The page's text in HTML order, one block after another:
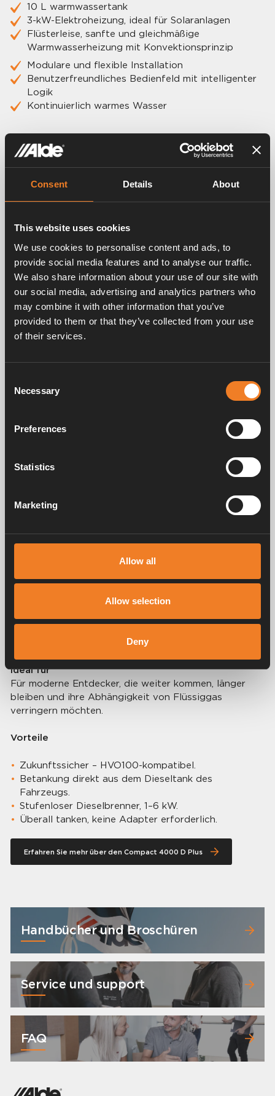
Consent Details About
This website uses cookies
We use cookies to personalise content and ads, to
provide social media features and to analyse our traffic.
We also share information about your use of our site with
our social media, advertising and analytics partners who
may combine it with other information that you’ve
provided to them or that they’ve collected from your use
of their services.
Selection
Necessary
Preferences
Statistics
Marketing
Allow all
Allow selection
Deny
10 L warmwassertank
3-kW-Elektroheizung, ideal für Solaranlagen
Flüsterleise, sanfte und gleichmäßige
Warmwasserheizung mit Konvektionsprinzip
Modulare und flexible Installation
Benutzerfreundliches Bedienfeld mit intelligenter
Logik
Kontinuierlich warmes Wasser
Welches Heizgerät ist das richtige für
dich?
Wir können dir bei den Grundlagen helfen und dir die
an deinen nächstgelegenen Händler oder sprich mit
einem Freund – Camping ist Gemeinschaft, und wir
sind für dich da!
LPG-HEIZUNGSANLAGE
Alde Compact 3030/3030 Plus
LPG-betrieben mit bewährter Leistung
Camper, die Flüssiggas bevorzugen, durch Regionen
reisen, in denen Gas leicht erhältlich ist, oder auf
Ideal für LPG-betriebene Anlagen.
Minimale Emissionen und geruchsfrei.
Freiheit und Unabhängigkeit vom Stromnetz
Ideal für
Für moderne Entdecker, die weiter kommen, länger
bleiben und ihre Abhängigkeit von Flüssiggas
verringern möchten.
Vorteile
Zukunftssicher – HVO100-kompatibel.
Betankung direkt aus dem Dieseltank des
Fahrzeugs.
Stufenloser Dieselbrenner, 1–6 kW.
Überall tanken, keine Adapter erforderlich.
Erfahren Sie mehr über den Compact 4000 D Plus
Handbücher und Broschüren
Service und support
FAQ